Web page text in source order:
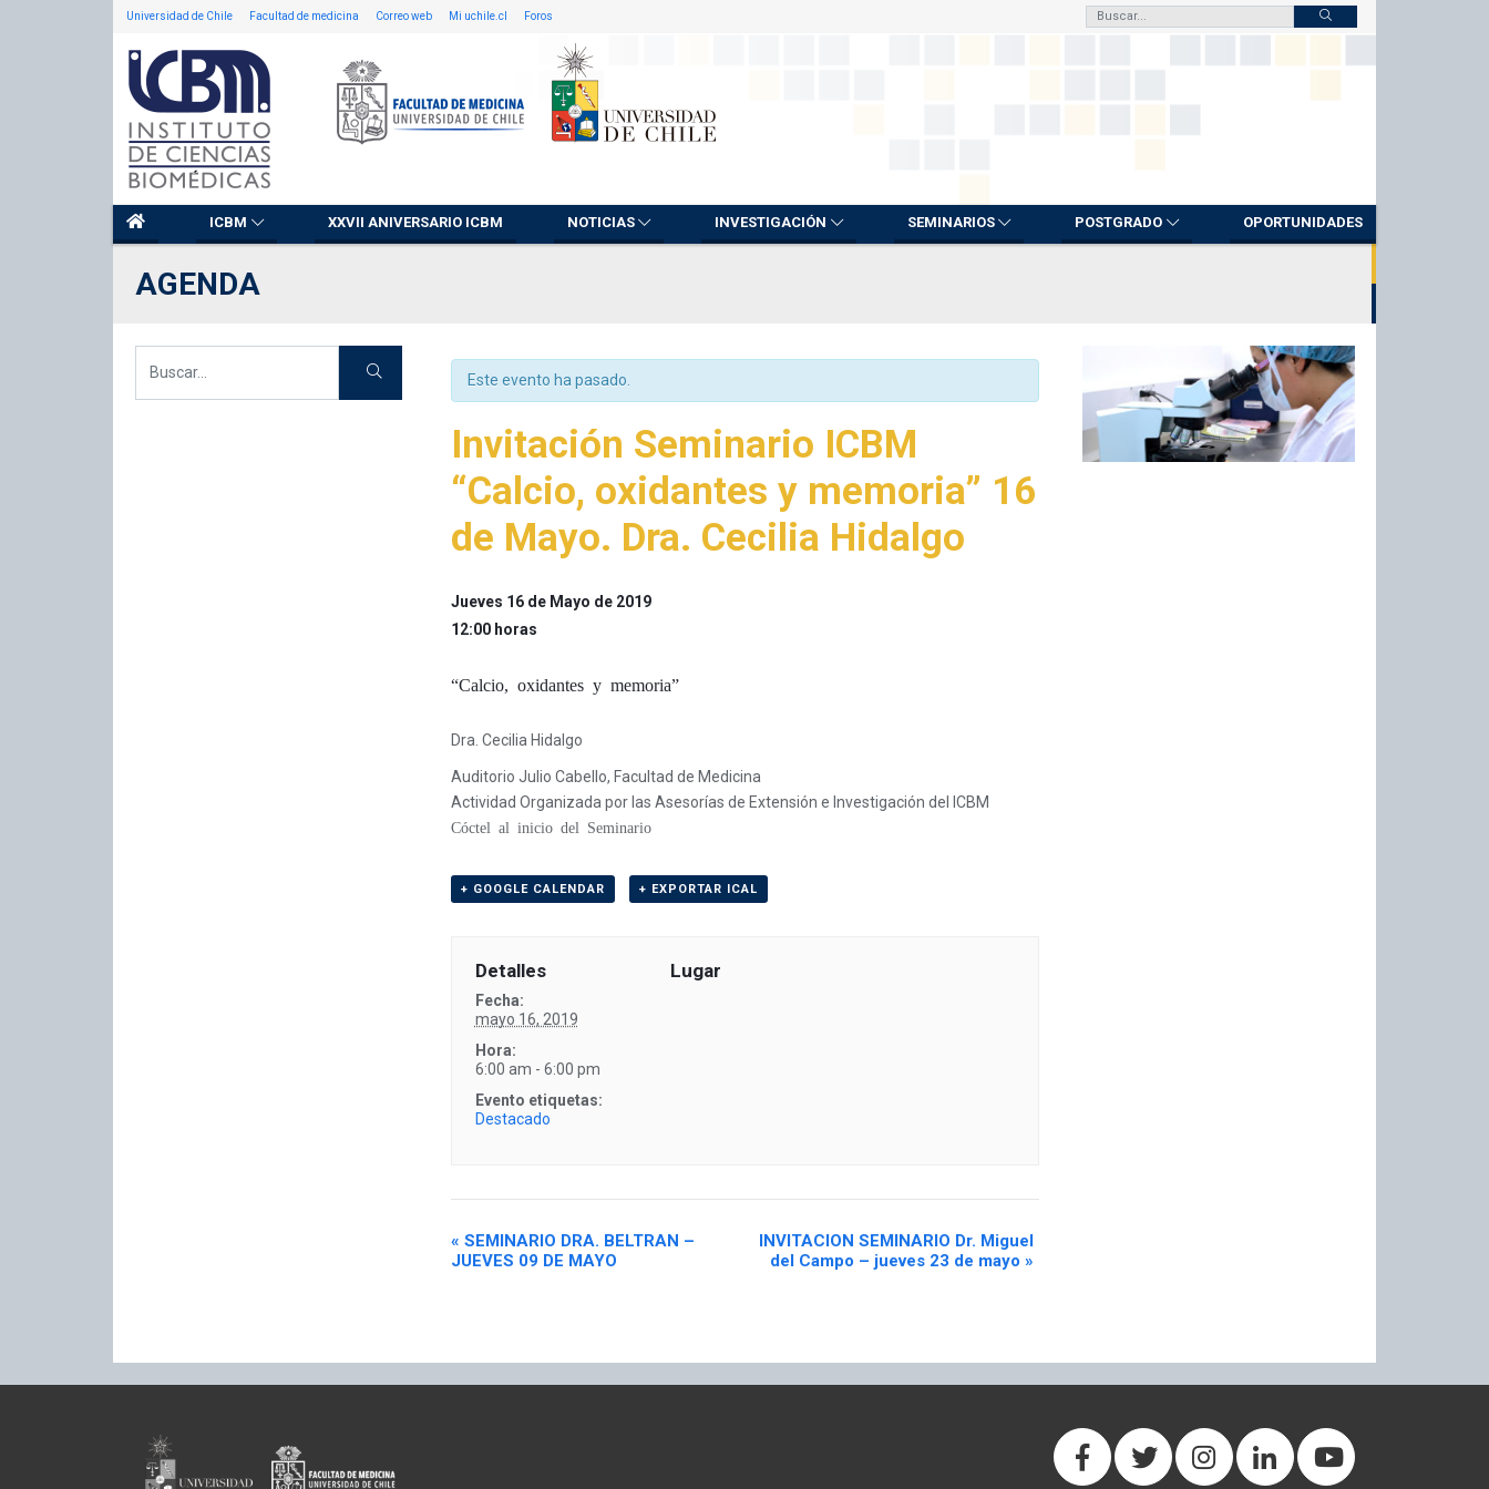
Universidad de Chile Facultad de medicina Correo web Mi uchile.cl Foros
ICBM XXVII ANIVERSARIO ICBM NOTICIAS INVESTIGACIÓN SEMINARIOS POSTGRADO OPORTUNIDADES
AGENDA
Este evento ha pasado.
Invitación Seminario ICBM
“Calcio, oxidantes y memoria” 16
de Mayo. Dra. Cecilia Hidalgo
Jueves 16 de Mayo de 2019
12:00 horas
“Calcio, oxidantes y memoria”
Dra. Cecilia Hidalgo
Auditorio Julio Cabello, Facultad de Medicina
Actividad Organizada por las Asesorías de Extensión e Investigación del ICBM
Cóctel al inicio del Seminario
+ GOOGLE CALENDAR + EXPORTAR ICAL
Detalles
Fecha:
mayo 16, 2019
Hora:
6:00 am - 6:00 pm
Evento etiquetas:
Destacado
Lugar
« SEMINARIO DRA. BELTRAN –
JUEVES 09 DE MAYO
INVITACION SEMINARIO Dr. Miguel
del Campo – jueves 23 de mayo »